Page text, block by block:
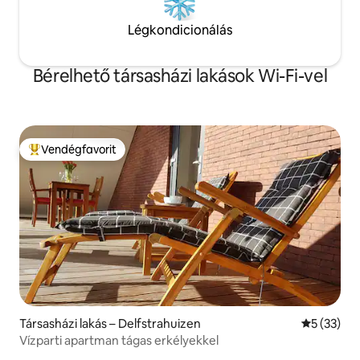
Légkondicionálás
Bérelhető társasházi lakások Wi-Fi-vel
Kiemelt vendégfavorit
Vendégfavorit
Társasházi lakás – Delfstrahuizen Átlagos
5 (33)
Vízparti apartman tágas erkélyekkel